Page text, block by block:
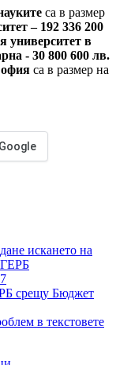
са в размер
– 192 336 200
университет в
- 30 800 600 лв.
са в размер на
искането на
ГЕРБ
срещу Бюджет
в текстовете